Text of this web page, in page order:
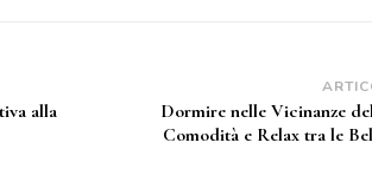
alla
Dormire nelle Vicinanze
Comodità e Relax tra le